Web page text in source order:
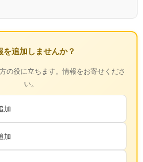
を追加しませんか？
の役に立ちます。情報をお寄せくださ
い。
加
加